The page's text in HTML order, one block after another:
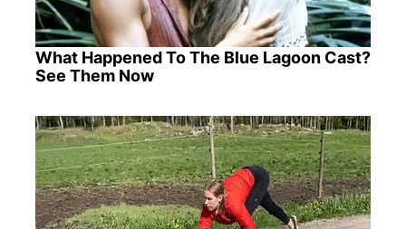
What Happened To The Blue Lagoon Cast?
See Them Now